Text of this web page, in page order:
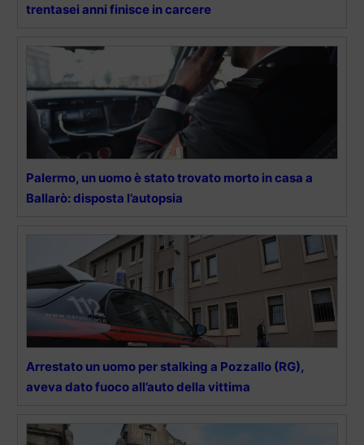
trentasei anni finisce in carcere
Palermo, un uomo è stato trovato morto in casa a
Ballarò: disposta l’autopsia
Arrestato un uomo per stalking a Pozzallo (RG),
aveva dato fuoco all’auto della vittima